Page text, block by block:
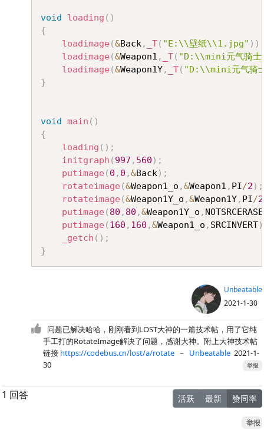
void loading ( )
{
loadimage(&Back, _T( "E:\\壁纸\\1.jpg" ) )
loadimage(&Weapon1 , _T( "D:\\mini元气骑
loadimage(&Weapon1Y, _T( "D:\\mini元气骑
}
void main ( )
{
loading ( ) ;
initgraph ( 997 , 560 ) ;
putimage( 0 , 0 ,&Back) ;
rotateimage(&Weapon1_o ,&Weapon1 , PI/2 ) ;
rotateimage(&Weapon1Y_o ,&Weapon1Y, PI/2
putimage( 80 , 80 ,&Weapon1Y_o , NOTSRCERASE
putimage( 160 , 160 ,&Weapon1_o , SRCINVERT)
_getch ( ) ;
}
Unbeatable
2021-1-30
问题已解决哈哈，刚刚看到LOST大神的一篇技术帖，用了它纯
手工打的RotateImage解决了问题，感谢大神。附上大神技术帖
链接 https://codebus.cn/lost/a/rotate － Unbeatable 2021-1-
30
举报
1 回答 活跃 最新 赞同率
举报